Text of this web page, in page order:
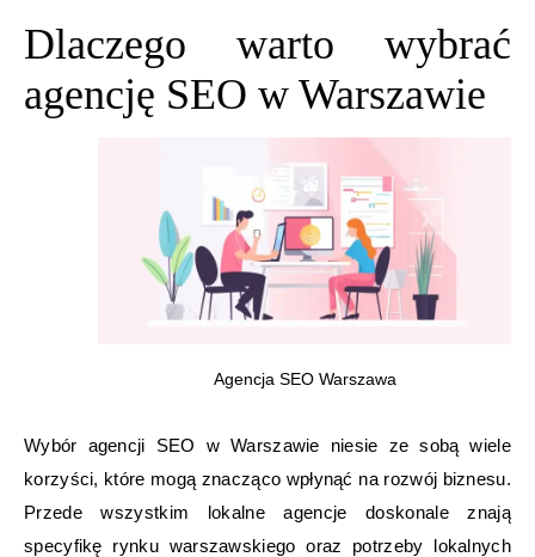
Dlaczego warto wybrać
agencję SEO w Warszawie
Agencja SEO Warszawa
Wybór agencji SEO w Warszawie niesie ze sobą wiele
korzyści, które mogą znacząco wpłynąć na rozwój biznesu.
Przede wszystkim lokalne agencje doskonale znają
specyfikę rynku warszawskiego oraz potrzeby lokalnych